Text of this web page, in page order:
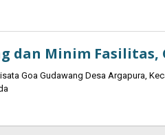
dan Minim Fasilitas,
Goa Gudawang Desa Argapura,